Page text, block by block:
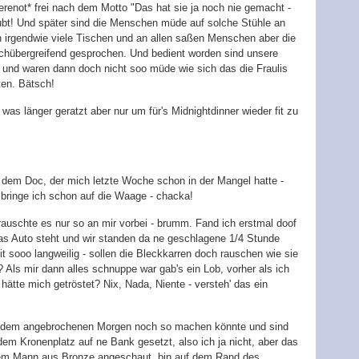
frei nach dem Motto "Das hat sie ja noch nie gemacht -
Und später sind die Menschen müde auf solche Stühle an
viele Tischen und an allen saßen Menschen aber die
gesprochen. Und bedient worden sind unsere
waren dann doch nicht soo müde wie sich das die Fraulis
Bätsch!
länger geratzt aber nur um für's Midnightdinner wieder fit zu
Doc, der mich letzte Woche schon in der Mangel hatte -
ich schon auf die Waage - chacka!
es nur so an mir vorbei - brumm. Fand ich erstmal doof
Auto steht und wir standen da ne geschlagene 1/4 Stunde
sooo langweilig - sollen die Bleckkarren doch rauschen wie sie
mir dann alles schnuppe war gab's ein Lob, vorher als ich
mich getröstet? Nix, Nada, Niente - versteh' das ein
angebrochenen Morgen noch so machen könnte und sind
Kronenplatz auf ne Bank gesetzt, also ich ja nicht, aber das